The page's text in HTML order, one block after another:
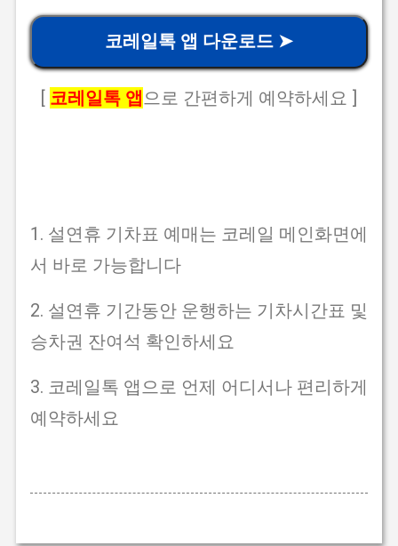
코레일톡 앱 다운로드 ➤
[ 코레일톡 앱 으로 간편하게 예약하세요 ]
1. 설연휴 기차표 예매는 코레일 메인화면에
서 바로 가능합니다
2. 설연휴 기간동안 운행하는 기차시간표 및
승차권 잔여석 확인하세요
3. 코레일톡 앱으로 언제 어디서나 편리하게
예약하세요